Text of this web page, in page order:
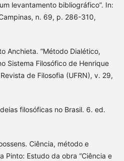
levantamento bibliográfico”. In:
n. 69, p. 286-310,
Anchieta. “Método Dialético,
Sistema Filosófico de Henrique
de Filosofia (UFRN), v. 29,
filosóficas no Brasil. 6. ed.
Ciência, método e
Pinto: Estudo da obra “Ciência e